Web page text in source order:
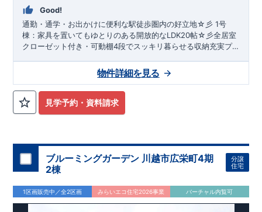
Good!
通勤・通学・お出かけに便利な駅徒歩圏内の好立地☆彡 1号
棟：家具を置いてもゆとりのある開放的なLDK20帖☆彡全居室
クローゼット付き・可動棚4段でスッキリ暮らせる収納充実プ
できる和室を採用☆彡お子さまの遊び場や外遊びに便利な多用
見学予約・資料請求
物件詳細を見る
ブルーミングガーデン 川越市広栄町4期
2棟
分譲
住宅
1区画販売中／全2区画 みらいエコ住宅2026事業 バーチャル内覧可